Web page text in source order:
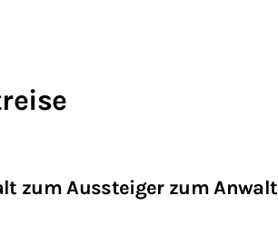
zum Aussteiger zum Anwalt